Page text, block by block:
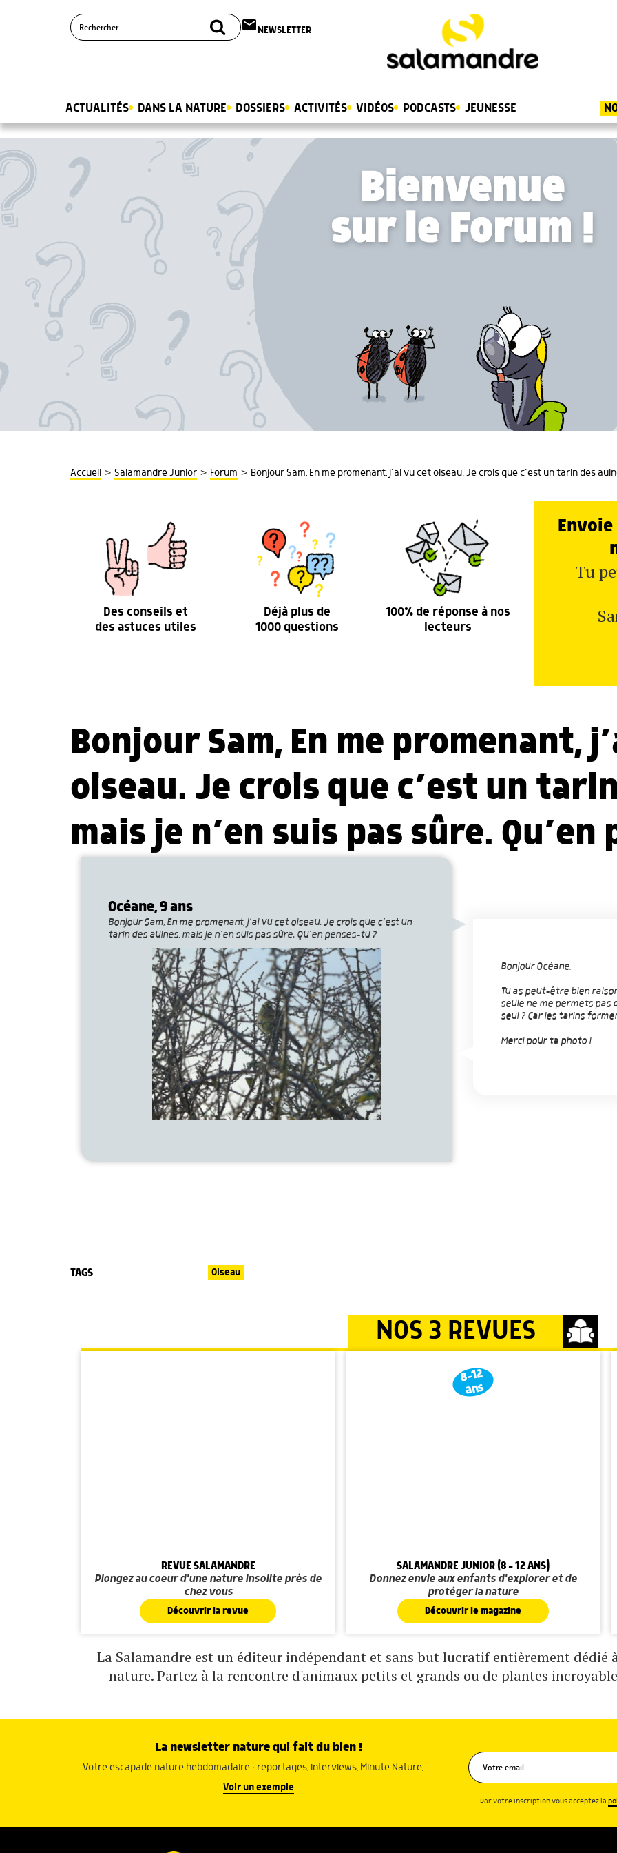
email NEWSLETTER
ACTUALITÉS DANS LA NATURE DOSSIERS ACTIVITÉS VIDÉOS PODCASTS JEUNESSE
Accueil > Salamandre Junior > Forum > Bonjour Sam, En me promenant, j’ai vu cet oiseau. Je crois que c’est un tarin des
Des conseils et
des astuces utiles
Déjà plus de
1000 questions
100% de réponse à nos
lecteurs
Tu
Bonjour Sam, En me promenant,
oiseau. Je crois que c’est un
mais je n’en suis pas sûre.
Océane, 9 ans
Bonjour Sam, En me promenant, j’ai vu cet oiseau. Je crois que c’est un
tarin des aulnes, mais je n’en suis pas sûre. Qu’en penses-tu ?
Bonjour Océane,
Tu as peut-être bien
seule ne me permets
seul ? Car les tarins
Merci pour ta photo !
TAGS Oiseau
NOS 3 REVUES
REVUE SALAMANDRE
Plongez au coeur d'une nature insolite près de
chez vous
Découvrir la revue
8-12
ans
SALAMANDRE JUNIOR (8 - 12 ANS)
Donnez envie aux enfants d'explorer et de
protéger la nature
Découvrir le magazine
La Salamandre est un éditeur indépendant et sans but lucratif entièrement dédié
nature. Partez à la rencontre d'animaux petits et grands ou de plantes
La newsletter nature qui fait du bien !
Votre escapade nature hebdomadaire : reportages, interviews, Minute Nature, …
Voir un exemple
Par votre inscription vous acceptez la